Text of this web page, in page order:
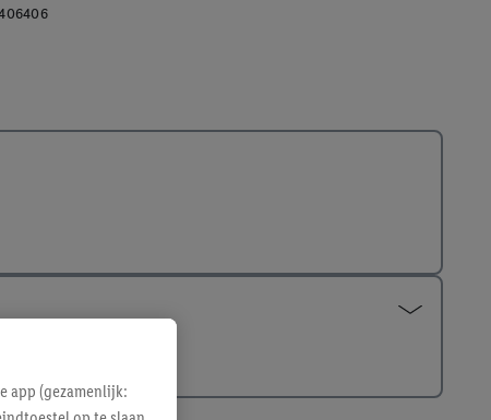
app (gezamenlijk: